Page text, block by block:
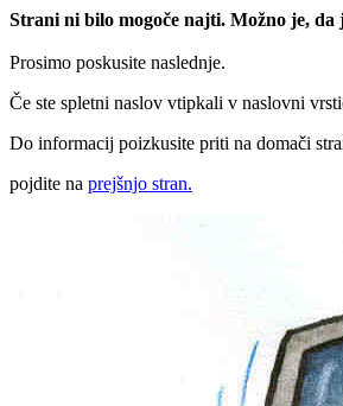
Strani ni bilo mogoče najti. Možno je, da
Prosimo poskusite naslednje.
Če ste spletni naslov vtipkali v naslovni
Do informacij poizkusite priti na domači
pojdite na prejšnjo stran.